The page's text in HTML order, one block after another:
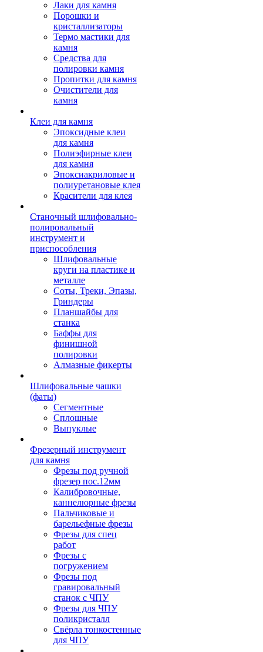
Лаки для камня
Порошки и
кристаллизаторы
Термо мастики для
камня
Средства для
полировки камня
Пропитки для камня
Очистители для
камня
Клеи для камня
Эпоксидные клеи
для камня
Полиэфирные клеи
для камня
Эпоксиакриловые и
полиуретановые клея
Красители для клея
Станочный шлифовально-
полировальный
инструмент и
приспособления
Шлифовальные
круги на пластике и
металле
Соты, Треки, Эпазы,
Гриндеры
Планшайбы для
станка
Баффы для
финишной
полировки
Алмазные фикерты
Шлифовальные чашки
(фаты)
Сегментные
Сплошные
Выпуклые
Фрезерный инструмент
для камня
Фрезы под ручной
фрезер пос.12мм
Калибровочные,
каннелюрные фрезы
Пальчиковые и
барельефные фрезы
Фрезы для спец
работ
Фрезы с
погружением
Фрезы под
гравировальный
станок с ЧПУ
Фрезы для ЧПУ
поликристалл
Свёрла тонкостенные
для ЧПУ